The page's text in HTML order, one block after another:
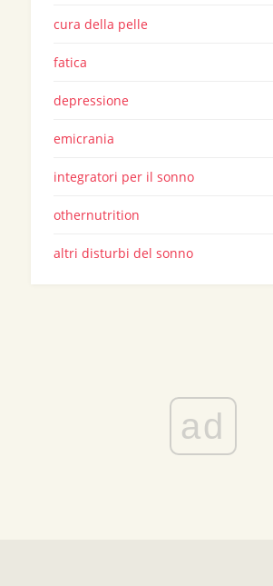
cura della pelle
fatica
depressione
emicrania
integratori per il sonno
othernutrition
altri disturbi del sonno
ad